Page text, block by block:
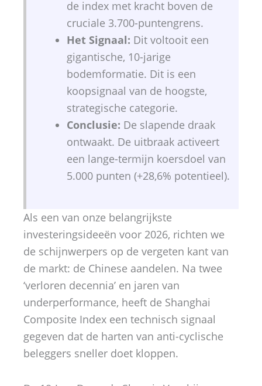
de index met kracht boven de
cruciale 3.700-puntengrens.
Het Signaal: Dit voltooit een
gigantische, 10-jarige
bodemformatie. Dit is een
koopsignaal van de hoogste,
strategische categorie.
Conclusie: De slapende draak
ontwaakt. De uitbraak activeert
een lange-termijn koersdoel van
5.000 punten (+28,6% potentieel).
Als een van onze belangrijkste
investeringsideeën voor 2026, richten we
de schijnwerpers op de vergeten kant van
de markt: de Chinese aandelen. Na twee
‘verloren decennia’ en jaren van
underperformance, heeft de Shanghai
Composite Index een technisch signaal
gegeven dat de harten van anti-cyclische
beleggers sneller doet kloppen.